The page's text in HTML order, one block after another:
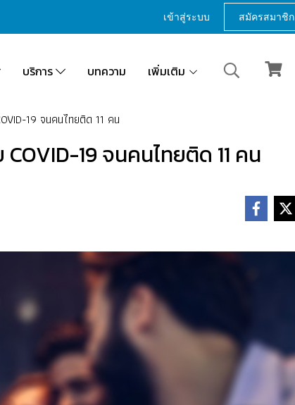
เข้าสู่ระบบ สมัครสมาชิก
บริการ บทความ เพิ่มเติม
19 จนคนไทยติด 11 คน
19 จนคนไทยติด 11 คน